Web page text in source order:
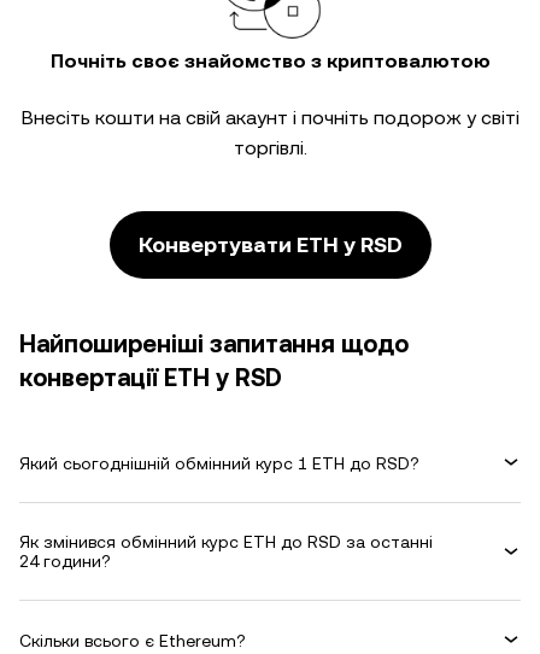
Почніть своє знайомство з криптовалютою
Внесіть кошти на свій акаунт і почніть подорож у світі
торгівлі.
Конвертувати ETH у RSD
Найпоширеніші запитання щодо
конвертації ETH у RSD
Який сьогоднішній обмінний курс 1 ETH до RSD?
Як змінився обмінний курс ETH до RSD за останні
24 години?
Скільки всього є Ethereum?